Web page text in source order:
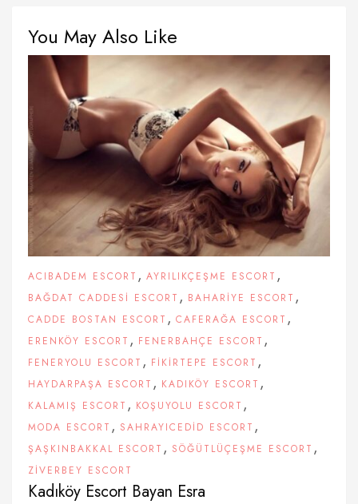
You May Also Like
ACIBADEM ESCORT , AYRILIKÇEŞME ESCORT ,
BAĞDAT CADDESI ESCORT , BAHARIYE ESCORT ,
CADDE BOSTAN ESCORT , CAFERAĞA ESCORT ,
ERENKÖY ESCORT , FENERBAHÇE ESCORT ,
FENERYOLU ESCORT , FIKIRTEPE ESCORT ,
HAYDARPAŞA ESCORT , KADIKÖY ESCORT ,
KALAMIŞ ESCORT , KOŞUYOLU ESCORT ,
MODA ESCORT , SAHRAYICEDID ESCORT ,
ŞAŞKINBAKKAL ESCORT , SÖĞÜTLÜÇEŞME ESCORT ,
ZIVERBEY ESCORT
Kadıköy Escort Bayan Esra